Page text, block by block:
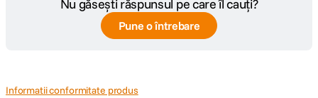
Interfata: Wi-Fi
Nu găsești răspunsul pe care îl cauți?
Pune o întrebare
Informatii conformitate produs